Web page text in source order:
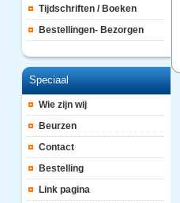
Tijdschriften / Boeken
Bestellingen- Bezorgen
Speciaal
Wie zijn wij
Beurzen
Contact
Bestelling
Link pagina